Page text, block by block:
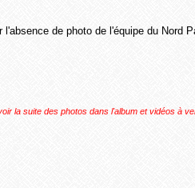
l'absence de photo de l'équipe du Nord
la suite des photos dans l'album et vidéos à